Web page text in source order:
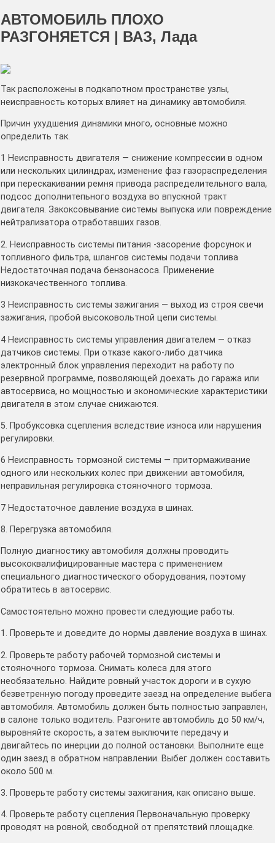
АВТОМОБИЛЬ ПЛОХО
РАЗГОНЯЕТСЯ | ВАЗ, Лада
Так расположены в подкапотном пространстве узлы,
неисправность которых влияет на динамику автомобиля.
Причин ухудшения динамики много, основные можно
определить так.
1 Неисправность двигателя — снижение компрессии в одном
или нескольких цилиндрах, изменение фаз газораспределения
при перескакивании ремня привода распределительного вала,
подсос дополнитепьного воздуха во впускной тракт
двигателя. Закоксовывание системы выпуска или повреждение
нейтрализатора отработавших газов.
2. Неисправность системы питания -засорение форсунок и
топливного фильтра, шлангов системы подачи топлива
Недостаточная подача бензонасоса. Применение
низкокачественного топлива.
3 Неисправность системы зажигания — выход из строя свечи
зажигания, пробой высоковольтной цепи системы.
4 Неисправность системы управления двигателем — отказ
датчиков системы. При отказе какого-либо датчика
электронный блок управления переходит на работу по
резервной программе, позволяющей доехать до гаража или
автосервиса, но мощностью и экономические характеристики
двигателя в этом случае снижаются.
5. Пробуксовка сцепления вследствие износа или нарушения
регулировки.
6 Неисправность тормозной системы — притормаживание
одного или нескольких колес при движении автомобиля,
неправильная регулировка стояночного тормоза.
7 Недостаточное давление воздуха в шинах.
8. Перегрузка автомобиля.
Полную диагностику автомобиля должны проводить
высококвалифицированные мастера с применением
специального диагностического оборудования, поэтому
обратитесь в автосервис.
Самостоятельно можно провести следующие работы.
1. Проверьте и доведите до нормы давление воздуха в шинах.
2. Проверьте работу рабочей тормозной системы и
стояночного тормоза. Снимать колеса для этого
необязательно. Найдите ровный участок дороги и в сухую
безветренную погоду проведите заезд на определение выбега
автомобиля. Автомобиль должен быть полностью заправлен,
в салоне только водитель. Разгоните автомобиль до 50 км/ч,
выровняйте скорость, а затем выключите передачу и
двигайтесь по инерции до полной остановки. Выполните еще
один заезд в обратном направлении. Выбег должен составить
около 500 м.
3. Проверьте работу системы зажигания, как описано выше.
4. Проверьте работу сцепления Первоначальную проверку
проводят на ровной, свободной от препятствий площадке.